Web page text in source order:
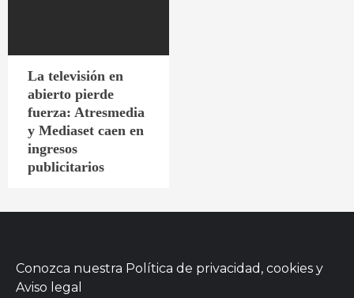
La televisión en
abierto pierde
fuerza: Atresmedia
y Mediaset caen en
ingresos
publicitarios
Conozca nuestra Política de privacidad, cookies y
Aviso legal